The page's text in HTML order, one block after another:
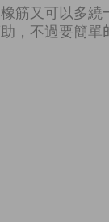
筋又可以多
，不過要簡